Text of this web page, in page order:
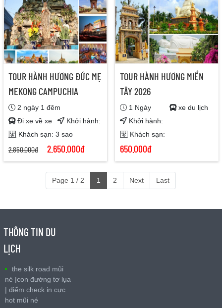
TOUR HÀNH HƯƠNG ĐỨC MẸ
MEKONG CAMPUCHIA
2 ngày 1 đêm
Đi xe về xe
Khởi hành:
Khách sạn: 3 sao
2.850.000đ 2.650.000đ
TOUR HÀNH HƯƠNG MIỀN
TÂY 2026
1 Ngày
xe du lịch
Khởi hành:
Khách sạn:
650.000đ
Page 1 / 2 1 2 Next Last
THÔNG TIN DU
LỊCH
the silk road mũi
né |con đường tơ lụa
| điểm check in cực
hot mũi né